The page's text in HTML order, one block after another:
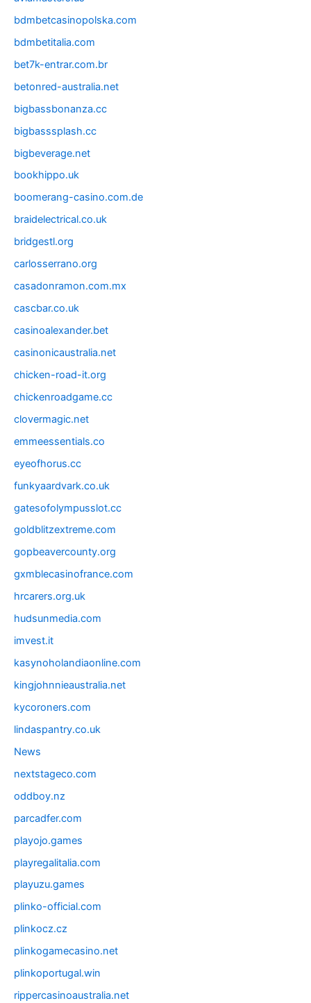
bdmbetcasinopolska.com
bdmbetitalia.com
bet7k-entrar.com.br
betonred-australia.net
bigbassbonanza.cc
bigbasssplash.cc
bigbeverage.net
bookhippo.uk
boomerang-casino.com.de
braidelectrical.co.uk
bridgestl.org
carlosserrano.org
casadonramon.com.mx
cascbar.co.uk
casinoalexander.bet
casinonicaustralia.net
chicken-road-it.org
chickenroadgame.cc
clovermagic.net
emmeessentials.co
eyeofhorus.cc
funkyaardvark.co.uk
gatesofolympusslot.cc
goldblitzextreme.com
gopbeavercounty.org
gxmblecasinofrance.com
hrcarers.org.uk
hudsunmedia.com
imvest.it
kasynoholandiaonline.com
kingjohnnieaustralia.net
kycoroners.com
lindaspantry.co.uk
News
nextstageco.com
oddboy.nz
parcadfer.com
playojo.games
playregalitalia.com
playuzu.games
plinko-official.com
plinkocz.cz
plinkogamecasino.net
plinkoportugal.win
rippercasinoaustralia.net